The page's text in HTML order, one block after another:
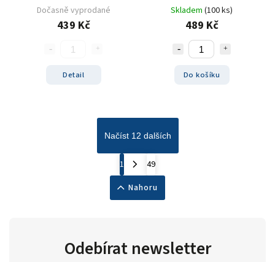
Dočasně vyprodané
439 Kč
Detail
Skladem (100 ks)
489 Kč
Do košíku
Načíst 12 dalších
1
49
Nahoru
Odebírat newsletter